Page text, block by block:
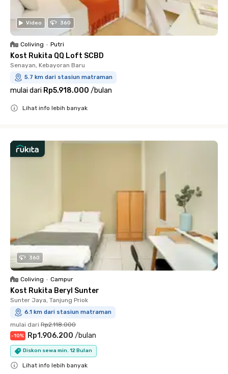
Video 360
Coliving • Putri
Kost Rukita QQ Loft SCBD
Senayan, Kebayoran Baru
5.7 km dari stasiun matraman
mulai dari Rp5.918.000 /bulan
Lihat info lebih banyak
360
Coliving • Campur
Kost Rukita Beryl Sunter
Sunter Jaya, Tanjung Priok
6.1 km dari stasiun matraman
mulai dari Rp2.118.000
-10% Rp1.906.200 /bulan
Diskon sewa min. 12 Bulan
Lihat info lebih banyak